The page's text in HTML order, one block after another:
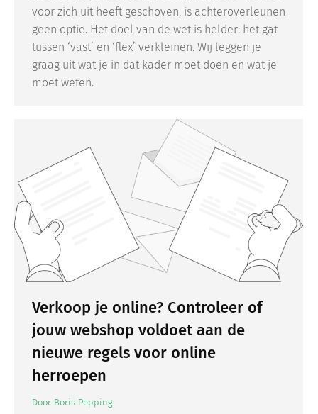
voor zich uit heeft geschoven, is achteroverleunen
geen optie. Het doel van de wet is helder: het gat
tussen ‘vast’ en ‘flex’ verkleinen. Wij leggen je
graag uit wat je in dat kader moet doen en wat je
moet weten.
Verkoop je online? Controleer of
jouw webshop voldoet aan de
nieuwe regels voor online
herroepen
Door Boris Pepping